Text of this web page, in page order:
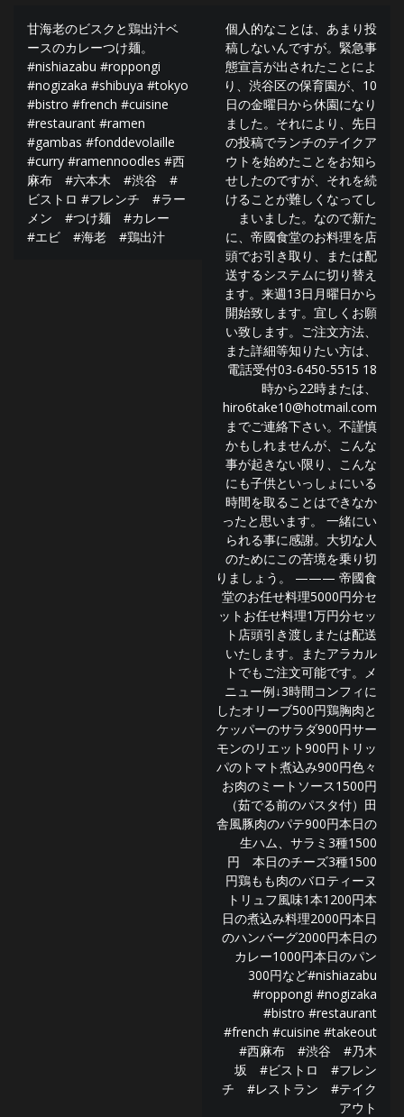
い
ウ
ィ
ン
ド
ウ
で
開
き
ま
す
)
ま
す
)
投
稿
ナ
ビ
ゲ
ー
シ
ョ
甘海老のビスクと鶏出汁ベ
ースのカレーつけ麺。
#nishiazabu #roppongi
#nogizaka #shibuya #tokyo
#bistro #french #cuisine
#restaurant #ramen
#gambas #fonddevolaille
#curry #ramennoodles #西
麻布 #六本木 #渋谷 #
ビストロ #フレンチ #ラー
メン #つけ麺 #カレー
#エビ #海老 #鶏出汁
個人的なことは、あまり投
稿しないんですが。緊急事
態宣言が出されたことによ
り、渋谷区の保育園が、10
日の金曜日から休園になり
ました。それにより、先日
の投稿でランチのテイクア
ウトを始めたことをお知ら
せしたのですが、それを続
けることが難しくなってし
まいました。なので新た
に、帝國食堂のお料理を店
頭でお引き取り、または配
送するシステムに切り替え
ます。来週13日月曜日から
開始致します。宜しくお願
い致します。ご注文方法、
また詳細等知りたい方は、
電話受付03-6450-5515 18
時から22時または、
hiro6take10@hotmail.com
までご連絡下さい。不謹慎
かもしれませんが、こんな
事が起きない限り、こんな
にも子供といっしょにいる
時間を取ることはできなか
ったと思います。 一緒にい
られる事に感謝。大切な人
のためにこの苦境を乗り切
りましょう。 ——— 帝國食
堂のお任せ料理5000円分セ
ットお任せ料理1万円分セッ
ト店頭引き渡しまたは配送
いたします。またアラカル
トでもご注文可能です。メ
ニュー例↓3時間コンフィに
したオリーブ500円鶏胸肉と
ケッパーのサラダ900円サー
モンのリエット900円トリッ
パのトマト煮込み900円色々
お肉のミートソース1500円
（茹でる前のパスタ付）田
舎風豚肉のパテ900円本日の
生ハム、サラミ3種1500
円 本日のチーズ3種1500
円鶏もも肉のバロティーヌ
トリュフ風味1本1200円本
日の煮込み料理2000円本日
のハンバーグ2000円本日の
カレー1000円本日のパン
300円など#nishiazabu
#roppongi #nogizaka
#bistro #restaurant
#french #cuisine #takeout
#西麻布 #渋谷 #乃木
坂 #ビストロ #フレン
チ #レストラン #テイク
アウト